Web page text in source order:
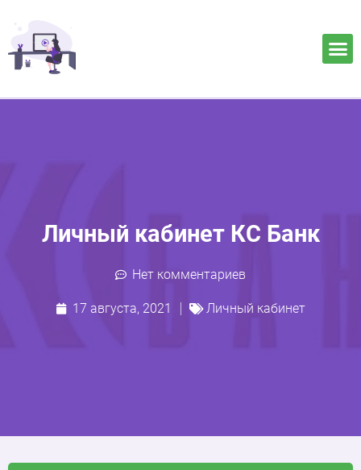
Личный кабинет КС Банк
Нет комментариев
17 августа, 2021 Личный кабинет